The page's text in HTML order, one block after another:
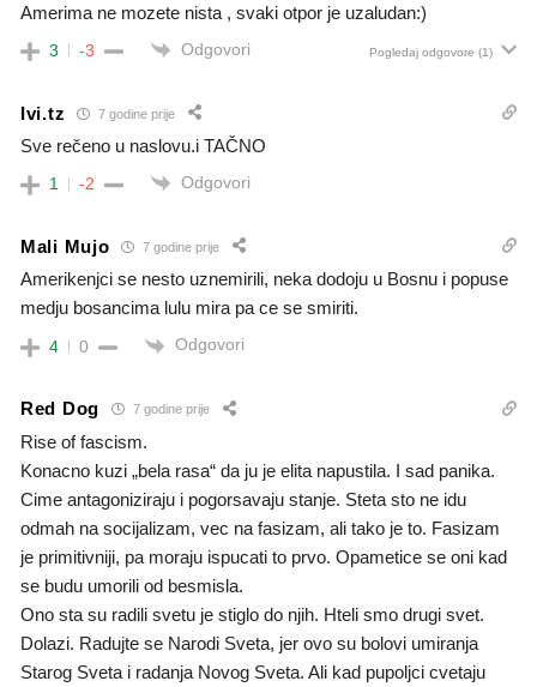
Amerima ne mozete nista , svaki otpor je uzaludan:)
3 -3 Odgovori Pogledaj odgovore (1)
Ivi.tz 7 godine prije
Sve rečeno u naslovu.i TAČNO
1 -2 Odgovori
Mali Mujo 7 godine prije
Amerikenjci se nesto uznemirili, neka dodoju u Bosnu i popuse
medju bosancima lulu mira pa ce se smiriti.
4 0 Odgovori
Red Dog 7 godine prije
Rise of fascism.
Konacno kuzi „bela rasa“ da ju je elita napustila. I sad panika.
Cime antagoniziraju i pogorsavaju stanje. Steta sto ne idu
odmah na socijalizam, vec na fasizam, ali tako je to. Fasizam
je primitivniji, pa moraju ispucati to prvo. Opametice se oni kad
se budu umorili od besmisla.
Ono sta su radili svetu je stiglo do njih. Hteli smo drugi svet.
Dolazi. Radujte se Narodi Sveta, jer ovo su bolovi umiranja
Starog Sveta i radanja Novog Sveta. Ali kad pupoljci cvetaju